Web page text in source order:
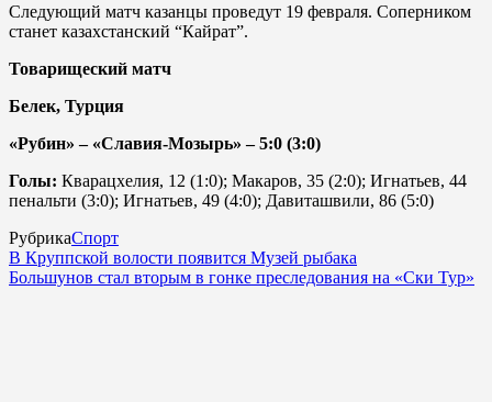
Следующий матч казанцы проведут 19 февраля. Соперником
станет казахстанский “Кайрат”.
Товарищеский матч
Белек, Турция
«Рубин» – «Славия-Мозырь» – 5:0 (3:0)
Голы: Кварацхелия, 12 (1:0); Макаров, 35 (2:0); Игнатьев, 44
пенальти (3:0); Игнатьев, 49 (4:0); Давиташвили, 86 (5:0)
РубрикаСпорт
В Круппской волости появится Музей рыбака
Большунов стал вторым в гонке преследования на «Ски Тур»